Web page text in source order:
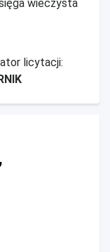
wieczysta
licytacji: